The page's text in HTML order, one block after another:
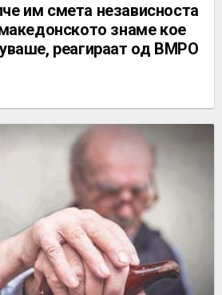
им смета независноста
знаме кое
реагираат од ВМРО